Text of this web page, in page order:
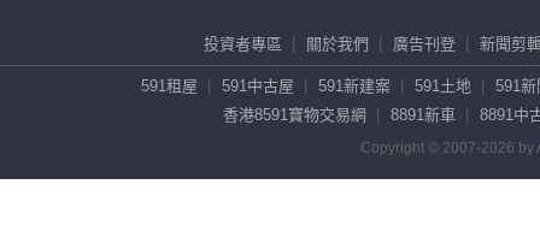
投資者專區 關於我們 廣告刊登 新聞剪
591租屋 591中古屋 591新建案 591土地
591新
香港8591寶物交易網
8891新車 8891中
Copyright © 2007-2026 by